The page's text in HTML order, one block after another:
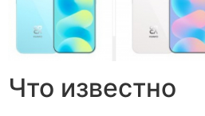
Что известно